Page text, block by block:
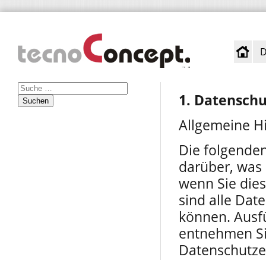
Suchen
1.
Allgemeine
Die
darüber,
wenn Sie
sind alle
können.
entnehmen